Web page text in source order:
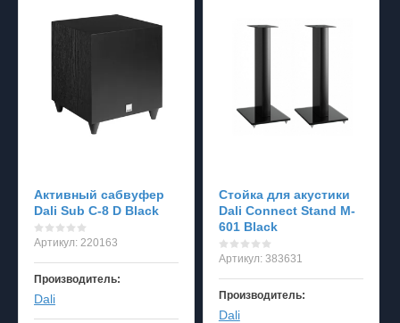
Активный сабвуфер
Dali Sub C-8 D Black
Артикул: 220163
Производитель:
Dali
Стойка для акустики
Dali Connect Stand M-
601 Black
Артикул:383631
Производитель:
Dali